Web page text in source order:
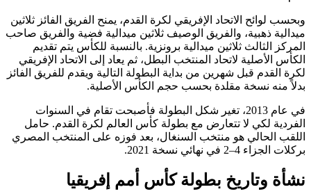
وبحسب لوائح الاتحاد الإفريقي لكرة القدم، يمنح الفريق الفائز ثلاثين
ميدالية ذهبية، والفريق الوصيف ثلاثين ميدالية فضية والفريق صاحب
المركز الثالث ثلاثين ميدالية برونزية. بالنسبة للكأس يتم تقديم
الكأس الأصلية لاتحاد المنتخب البطل، ثم يعاد إلى الاتحاد الإفريقي
لكرة القدم قبل شهرين من بداية البطولة التالية ويقدم للفريق الفائز
بدلاً منه نسخة مقلدة بحسب حجم الكأس الأصلية.
في عام 2013، تغير شكل البطولة فأصبحت تقام في السنوات
الفردية لكي لا تتعارض مع بطولة كأس العالم لكرة القدم. حامل
اللقب الحالي هو منتخب السنغال، بعد فوزه على المنتخب المصري
بركلات الجزاء 4–2 في نهائي نسخة 2021.
نشأة وتاريخ بطولة كأس أمم إفريقيا